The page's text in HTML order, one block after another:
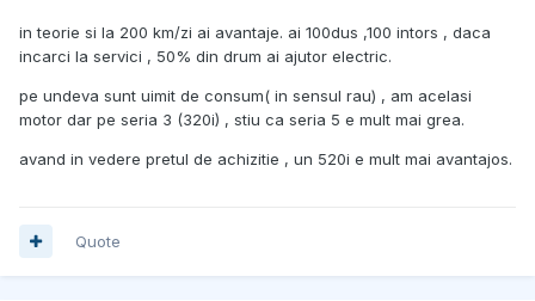
Lăsând astea la o parte, e clar că indiferent dacă viitorul
este electric sau nu, chiar și un hibrid vine cu enorme
avantaje care sunt aici ca să rămână pe termen lung.
in teorie si la 200 km/zi ai avantaje. ai 100dus ,100 intors , daca
incarci la servici , 50% din drum ai ajutor electric.
pe undeva sunt uimit de consum( in sensul rau) , am acelasi
motor dar pe seria 3 (320i) , stiu ca seria 5 e mult mai grea.
avand in vedere pretul de achizitie , un 520i e mult mai avantajos.
Quote